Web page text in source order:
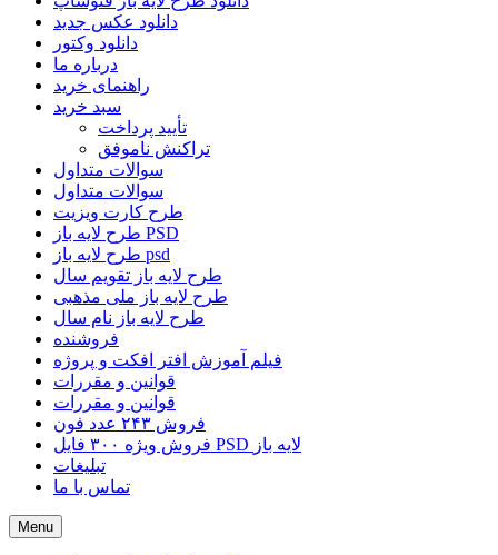
دانلود عکس جدید
دانلود وکتور
درباره ما
راهنمای خرید
سبد خرید
تأیید پرداخت
تراکنش ناموفق
سوالات متداول
سوالات متداول
طرح کارت ویزیت
طرح لایه باز PSD
طرح لایه باز psd
طرح لایه باز تقویم سال
طرح لایه باز ملی مذهبی
طرح لایه باز نام سال
فروشنده
فیلم آموزش افتر افکت و پروژه
قوانین و مقررات
قوانین و مقررات
فروش ۲۴۳ عدد فون
فروش ویژه ۳۰۰ فایل PSD لایه باز
تبلیغات
تماس با ما
Menu